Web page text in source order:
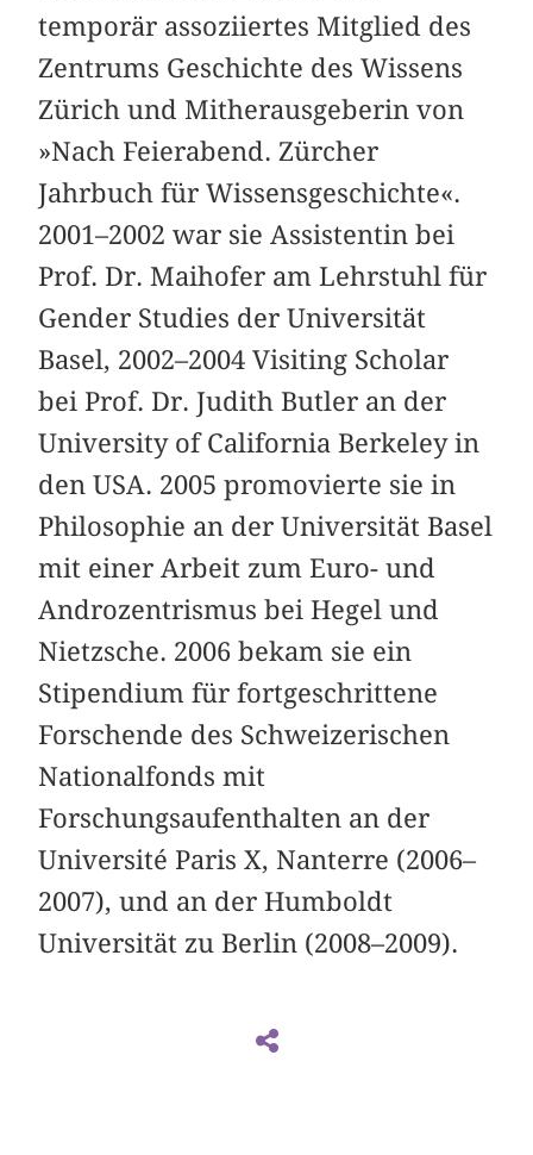
temporär assoziiertes Mitglied des
Zentrums Geschichte des Wissens
Zürich und Mitherausgeberin von
»Nach Feierabend. Zürcher
Jahrbuch für Wissensgeschichte«.
2001–2002 war sie Assistentin bei
Prof. Dr. Maihofer am Lehrstuhl für
Gender Studies der Universität
Basel, 2002–2004 Visiting Scholar
bei Prof. Dr. Judith Butler an der
University of California Berkeley in
den USA. 2005 promovierte sie in
Philosophie an der Universität Basel
mit einer Arbeit zum Euro- und
Androzentrismus bei Hegel und
Nietzsche. 2006 bekam sie ein
Stipendium für fortgeschrittene
Forschende des Schweizerischen
Nationalfonds mit
Forschungsaufenthalten an der
Université Paris X, Nanterre (2006–
2007), und an der Humboldt
Universität zu Berlin (2008–2009).